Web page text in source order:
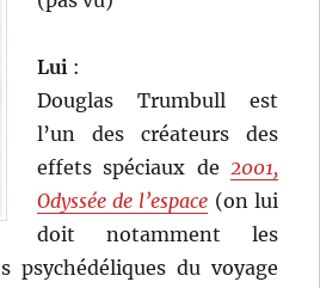
Lui :
Douglas Trumbull est
l’un des créateurs des
effets spéciaux de 2001,
Odyssée de l’espace (on lui
doit notamment les
psychédéliques du voyage